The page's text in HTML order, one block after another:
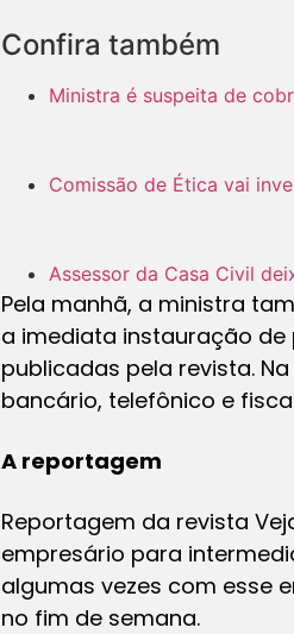
Confira também
Ministra é suspeita de
Comissão de Ética vai
Assessor da Casa Civil
Pela manhã, a ministra
a imediata instauração
publicadas pela revista.
bancário, telefônico e
A reportagem
Reportagem da revista
empresário para
algumas vezes com esse
no fim de semana.